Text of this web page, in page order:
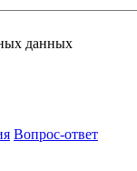
данных
Вопрос-ответ